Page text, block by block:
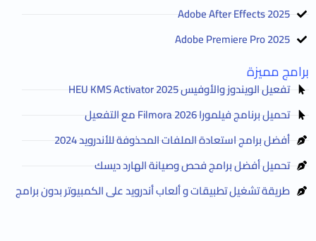
Adobe After Effects 2025
Adobe Premiere Pro 2025
برامج مميزة
تفعيل الويندوز والأوفيس HEU KMS Activator 2025
تحميل برنامج فيلمورا Filmora 2026 مع التفعيل
أفضل برامج استعادة الملفات المحذوفة للأندرويد 2024
تحميل أفضل برامج فحص وصيانة الهارد ديسك
طريقة تشغيل تطبيقات و ألعاب أندرويد على الكمبيوتر بدون برامج